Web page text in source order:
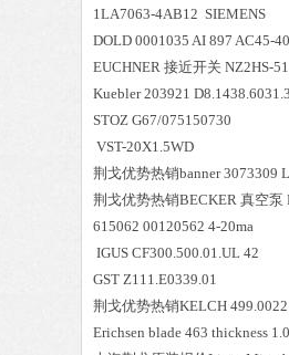
1LA7063-4AB12 SIEMENS
DOLD 0001035 AI 897 AC45-
EUCHNER 接近开关 NZ2HS-
Kuebler 203921
STOZ G67/075150730
VST-20X1.5WD
荆戈优势热销banner 3073309
荆戈优势热销BECKER 真空泵
615062 00120562 4-20ma
IGUS CF300.500.01.UL 42
GST Z111.E0339.01
荆戈优势热销KELCH
Erichsen blade 463 thickness 1.0